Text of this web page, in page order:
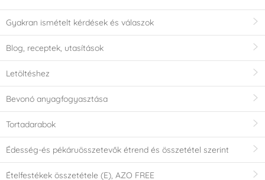
Gyakran ismételt kérdések és válaszok
Blog, receptek, utasítások
Letöltéshez
Bevonó anyagfogyasztása
Tortadarabok
Édesség-és pékáruösszetevők étrend és összetétel szerint
Ételfestékek összetétele (E), AZO FREE